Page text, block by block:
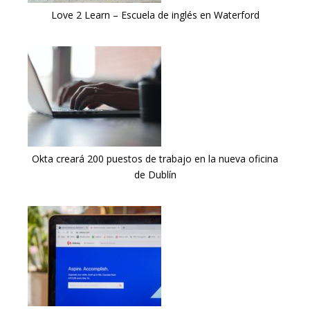
Love 2 Learn – Escuela de inglés en Waterford
Okta creará 200 puestos de trabajo en la nueva oficina
de Dublín